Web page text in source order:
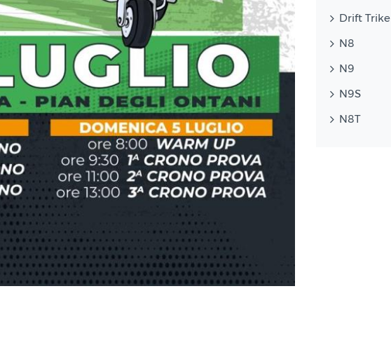
Drift Trike
N8
N9
N9S
N8T